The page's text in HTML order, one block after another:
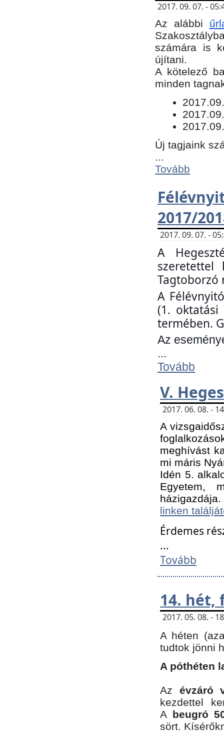
2017. 09. 07. -
Az alábbi
számára is
újítani.
​A kötelező
minden
Új tagjaink
Tovább
2017/
2017. 09. 07. -
A
Tagtoborzó
A
(1. oktatási
termében.
Az
...
Tovább
V.
2017. 06. 08. -
A
meghívást
mi máris
Idén 5.
Egyetem,
linken
Érdemes
...
Tovább
14. hét,
2017. 05. 08. -
A héten
tudtok jönni
A póthéten
Az évzáró
kezdettel
A beugró
sört.